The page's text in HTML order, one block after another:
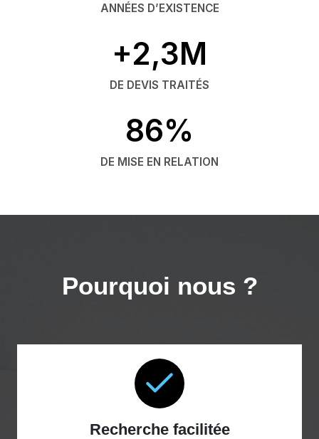
ANNÉES D’EXISTENCE
+2,3M
DE DEVIS TRAITÉS
86%
DE MISE EN RELATION
Pourquoi nous ?
Recherche facilitée